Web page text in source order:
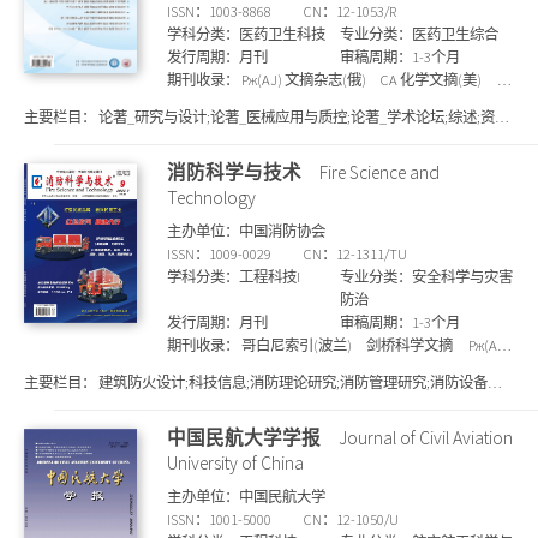
ISSN：1003-8868
CN：12-1053/R
学科分类：医药卫生科技
专业分类：医药卫生综合
发行周期：月刊
审稿周期：1-3个月
期刊收录： Pж(AJ) 文摘杂志(俄) CA 化学文摘(美)
书馆馆藏
万方收录 知网收录 剑桥科学文摘
统
(日)
主要栏目： 论著_研究与设计;论著_医械应用与质控;论著_学术论坛;综述;资讯;
消防科学与技术
Fire Science and
Technology
主办单位：中国消防协会
ISSN：1009-0029
CN：12-1311/TU
学科分类：工程科技I
专业分类：安全科学与灾害
防治
发行周期：月刊
审稿周期：1-3个月
期刊收录： 哥白尼索引(波兰) 剑桥科学文摘
Pж(AJ)
化学文摘(美)
统计源核心期刊 万方收录
维普收
主要栏目： 建筑防火设计;科技信息;消防理论研究;消防管理研究;消防设备研
中国民航大学学报
Journal of Civil Aviation
University of China
主办单位：中国民航大学
ISSN：1001-5000
CN：12-1050/U